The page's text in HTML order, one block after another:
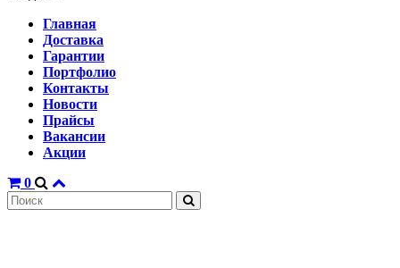
Главная
Доставка
Гарантии
Портфолио
Контакты
Новости
Прайсы
Вакансии
Акции
0